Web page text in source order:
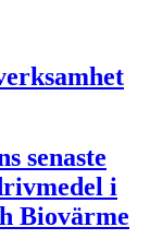
senaste
i
Biovärme